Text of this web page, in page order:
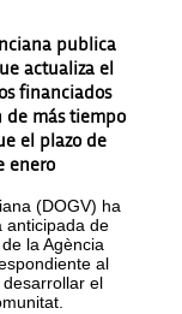
publica
actualiza el
financiados
de más tiempo
el plazo de
enero
(DOGV) ha
anticipada de
la Agència
al
el